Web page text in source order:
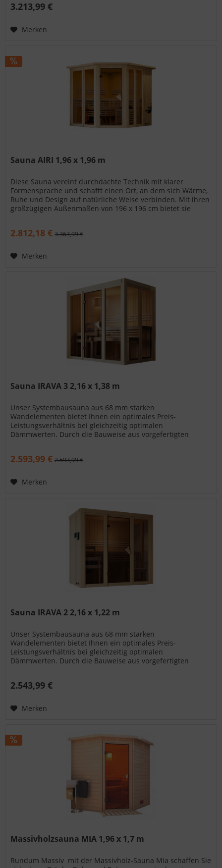
3.213,99 €
Merken
Sauna AIRI 1,96 x 1,96 m
Diese Sauna vereint durchdachte Technik mit klarer
Formensprache und schafft einen Ort, an dem sich Wärme,
Ruhe und Design auf natürliche Weise verbinden. Mit ihren
großzügigen Außenmaßen von 196 x 196 cm bietet sie
2.812,18 € 3.363,99 €
Merken
Sauna IRAVA 3 2,16 x 1,38 m
Unser Systembausauna aus 68 mm starken
Wandelementen bietet Ihnen ein optimales Preis-
Leistungsverhältnis bei gleichzeitig optimalen
Dämmwerten. Durch die Bauweise aus vorgefertigten
2.593,99 € 2.593,99 €
Merken
Sauna IRAVA 2 2,16 x 1,22 m
Unser Systembausauna aus 68 mm starken
Wandelementen bietet Ihnen ein optimales Preis-
Leistungsverhältnis bei gleichzeitig optimalen
Dämmwerten. Durch die Bauweise aus vorgefertigten
2.543,99 €
Merken
Massivholzsauna MIA 1,96 x 1,7 m
Rundum Massiv  mit der Massivholz-Sauna Mia schaffen Sie